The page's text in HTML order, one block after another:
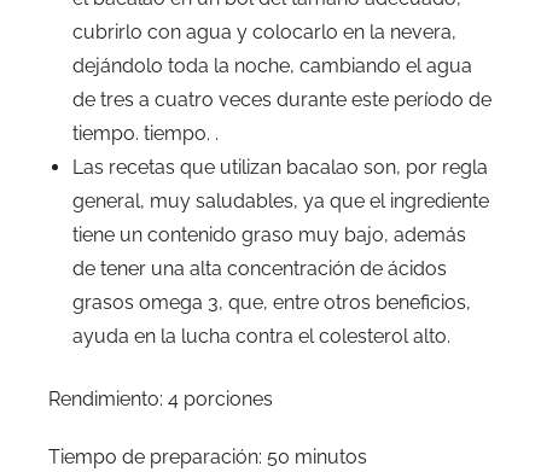
cubrirlo con agua y colocarlo en la nevera,
dejándolo toda la noche, cambiando el agua
de tres a cuatro veces durante este período de
tiempo. tiempo. .
Las recetas que utilizan bacalao son, por regla
general, muy saludables, ya que el ingrediente
tiene un contenido graso muy bajo, además
de tener una alta concentración de ácidos
grasos omega 3, que, entre otros beneficios,
ayuda en la lucha contra el colesterol alto.
Rendimiento: 4 porciones
Tiempo de preparación: 50 minutos